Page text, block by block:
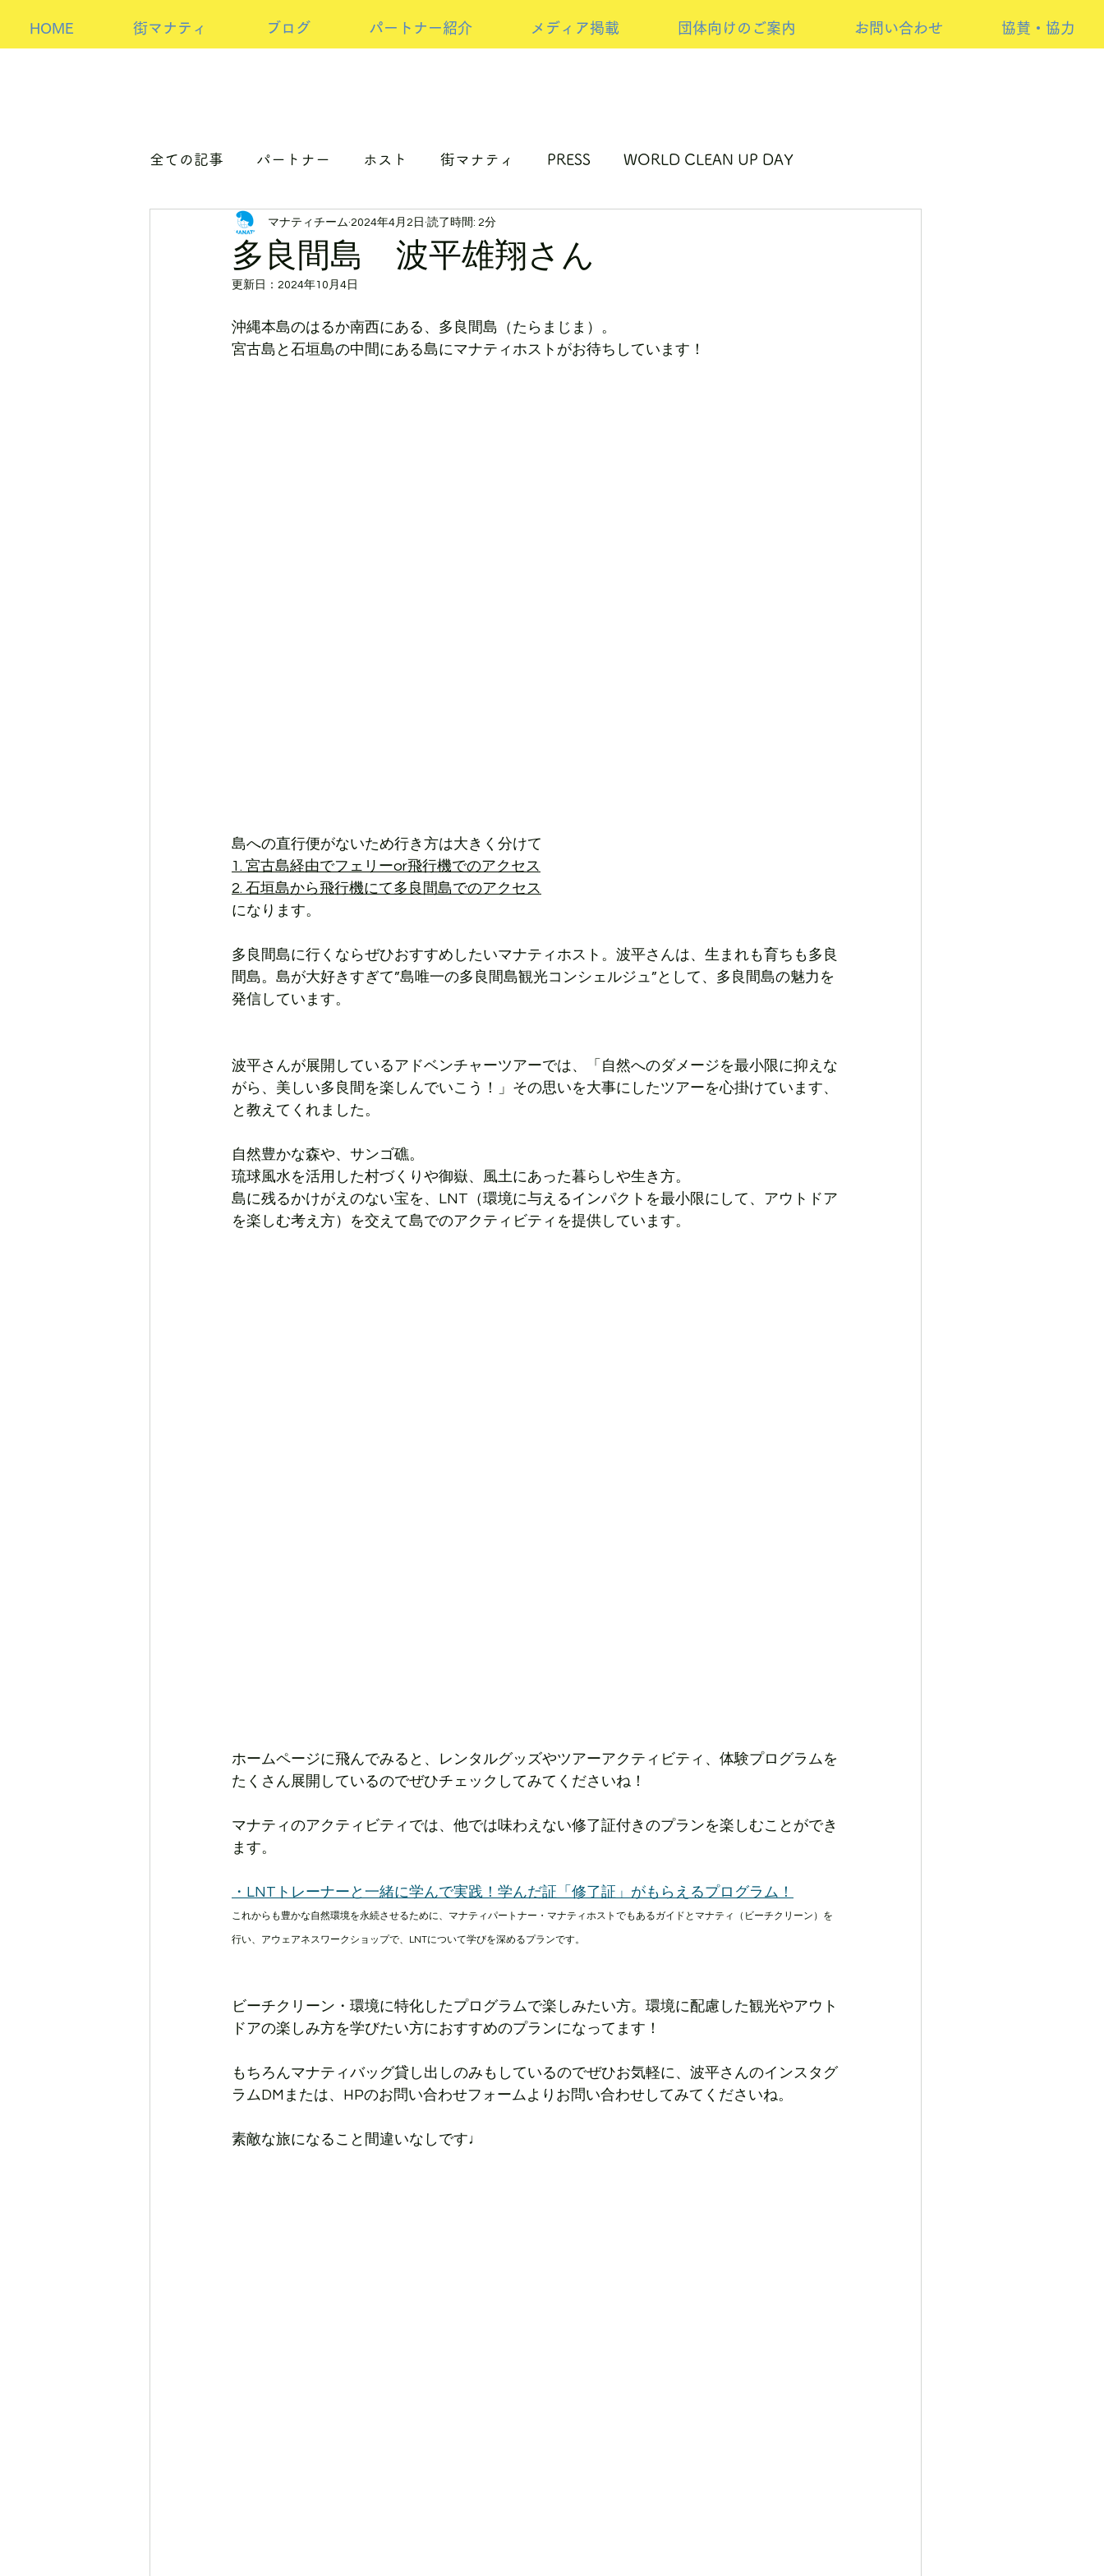
HOME 街マナティ ブログ パートナー紹介 メディア掲載 団体向けのご案内 お問い合わせ 協賛・協力
全ての記事 パートナー ホスト 街マナティ PRESS WORLD CLEAN UP DAY
パートナーorホスト アップサイクルの取り組み
多良間島 波平雄翔さん
マナティチーム 2024年4月2日 読了時間: 2分
更新日： 2024年10月4日
沖縄本島のはるか南西にある、多良間島（たらまじま）。
宮古島と石垣島の中間にある島にマナティホストがお待ちしています！
島への直行便がないため行き方は大きく分けて
1. 宮古島経由でフェリーor飛行機でのアクセス
2. 石垣島から飛行機にて多良間島でのアクセス
になります。
多良間島に行くならぜひおすすめしたいマナティホスト。波平さんは、生まれも育ちも多良
間島。島が大好きすぎて”島唯一の多良間島観光コンシェルジュ”として、多良間島の魅力を
発信しています。
波平さんが展開しているアドベンチャーツアーでは、「自然へのダメージを最小限に抑えな
がら、美しい多良間を楽しんでいこう！」その思いを大事にしたツアーを心掛けています、
と教えてくれました。
自然豊かな森や、サンゴ礁。
琉球風水を活用した村づくりや御嶽、風土にあった暮らしや生き方。
島に残るかけがえのない宝を、LNT（環境に与えるインパクトを最小限にして、アウトドア
を楽しむ考え方）を交えて島でのアクティビティを提供しています。
ホームページに飛んでみると、レンタルグッズやツアーアクティビティ、体験プログラムを
たくさん展開しているのでぜひチェックしてみてくださいね！
マナティのアクティビティでは、他では味わえない修了証付きのプランを楽しむことができ
ます。
・LNTトレーナーと一緒に学んで実践！学んだ証「修了証」がもらえるプログラム！
これからも豊かな自然環境を永続させるために、マナティパートナー・マナティホストでもあるガイドとマナティ（ビーチクリーン）を
行い、アウェアネスワークショップで、LNTについて学びを深めるプランです。
ビーチクリーン・環境に特化したプログラムで楽しみたい方。環境に配慮した観光やアウト
ドアの楽しみ方を学びたい方におすすめのプランになってます！
もちろんマナティバッグ貸し出しのみもしているのでぜひお気軽に、波平さんのインスタグ
ラムDMまたは、HPのお問い合わせフォームよりお問い合わせしてみてくださいね。
素敵な旅になること間違いなしです♩